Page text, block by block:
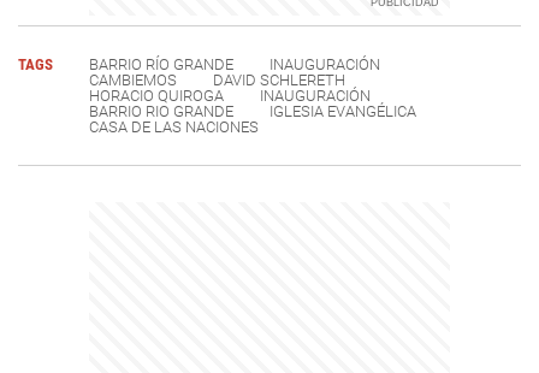
TAGS BARRIO RÍO GRANDE
INAUGURACIÓN
CAMBIEMOS
DAVID SCHLERETH
HORACIO QUIROGA
INAUGURACIÓN
BARRIO RIO GRANDE
IGLESIA EVANGÉLICA
CASA DE LAS NACIONES